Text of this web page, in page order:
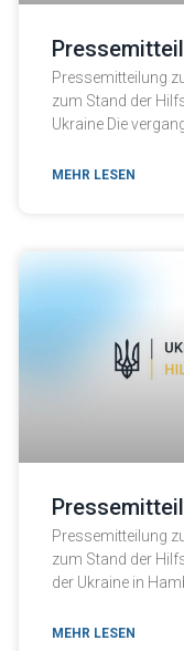
Pressemitteilung
zum Stand der
Ukraine Die
MEHR LESEN
Pressemitteilung
zum Stand der
der Ukraine in
MEHR LESEN